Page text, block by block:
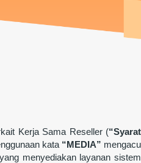
Kerja Sama Reseller (“Syarat
kata “MEDIA” mengacu
menyediakan layanan sistem